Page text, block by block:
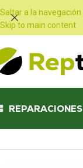
Saltar a la navegación
Skip to main content
REPARACIONES